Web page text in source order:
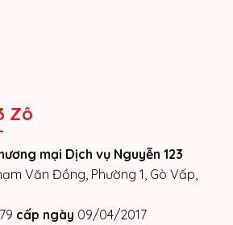
Zô
mại Dịch vụ Nguyễn 123
Văn Đồng, Phường 1, Gò Vấp,
cấp ngày 09/04/2017